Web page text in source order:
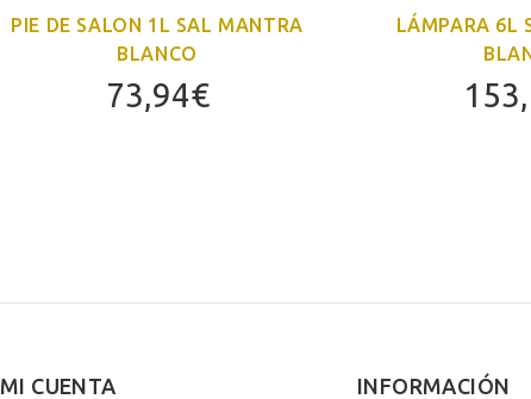
PIE DE SALON 1L SAL MANTRA
BLANCO
73,94€
LÁMPARA 6L
MI CUENTA INFORMACIÓN